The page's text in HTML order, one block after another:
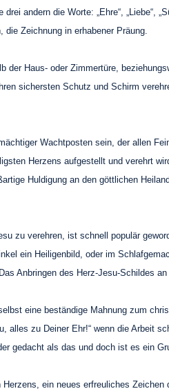
andern die Worte: „Ehre“,
Zeichnung in erhabener Präung.
der Haus- oder Zimmertüre,
sichersten Schutz und Schirm
Wachtposten sein, der allen
Herzens aufgestellt und verehrt
Huldigung an den göttlichen
zu verehren, ist schnell populär
ein Heiligenbild, oder im
Anbringen des Herz-Jesu-Schildes
eine beständige Mahnung zum
alles zu Deiner Ehr!“ wenn die Arbeit
gedacht als das und doch ist es ein
ein neues erfreuliches